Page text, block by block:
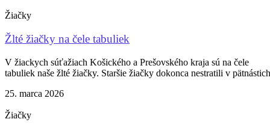
Žiačky
Žlté žiačky na čele tabuliek
V žiackych súťažiach Košického a Prešovského kraja sú na čele
tabuliek naše žlté žiačky. Staršie žiačky dokonca nestratili v pätnástich
25. marca 2026
Žiačky